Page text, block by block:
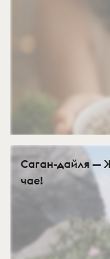
Саган-дайля —
чае!